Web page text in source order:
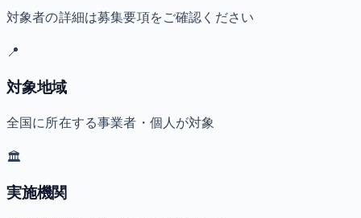
対象者の詳細は募集要項をご確認ください
📍
対象地域
全国に所在する事業者・個人が対象
🏛️
実施機関